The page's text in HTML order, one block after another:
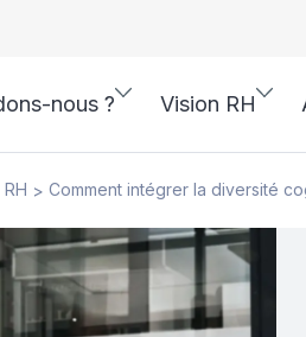
nous ? Vision RH
> Comment intégrer la diversité